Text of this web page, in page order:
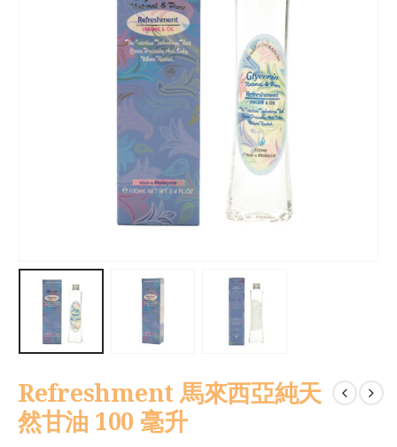
Refreshment 馬來西亞純天
然甘油 100 毫升